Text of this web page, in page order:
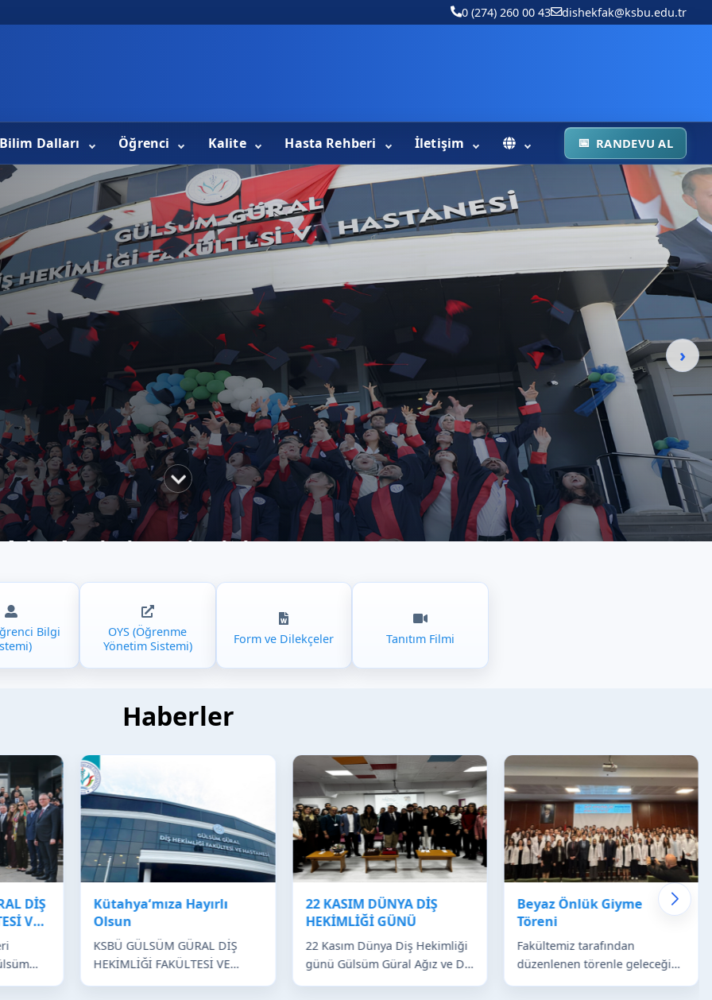
0 (274) 260 00 43 dishekfak@ksbu.edu.tr
Dalları Öğrenci Kalite Hasta Rehberi İletişim RANDEVU AL
Yetiştirir
›
Bilgi
OYS (Öğrenme
Yönetim Sistemi)
Form ve Dilekçeler Tanıtım Filmi
Haberler
DİŞ
VE
Kütahya‘mıza Hayırlı
Olsun
KSBÜ GÜLSÜM GÜRAL DİŞ
HEKİMLİĞİ FAKÜLTESİ VE
HASTANESİ KÜTAHYA‘MIZA
22 KASIM DÜNYA DİŞ
HEKİMLİĞİ GÜNÜ
22 Kasım Dünya Diş Hekimliği
günü Gülsüm Güral Ağız ve Diş
Sağlığı Merkezi Müdürlüğünde
Beyaz Önlük Giyme
Töreni
Fakültemiz tarafından
düzenlenen törenle geleceğin
diş hekimleri beyaz önlüklerini